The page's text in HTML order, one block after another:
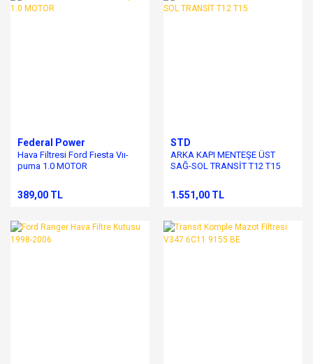
Federal Power
Hava Filtresi Ford Fıesta Vıı-
puma 1.0 MOTOR
389,00 TL
STD
ARKA KAPI MENTEŞE ÜST
SAĞ-SOL TRANSİT T12 T15
1.551,00 TL